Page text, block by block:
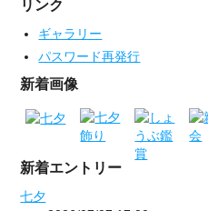
リンク
ギャラリー
パスワード再発行
新着画像
新着エントリー
七夕